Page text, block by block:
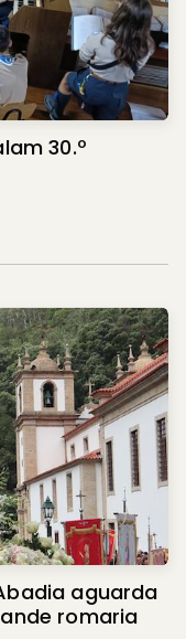
30.º
aguarda
romaria